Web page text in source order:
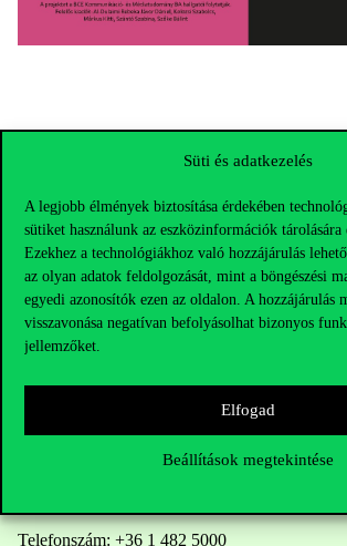
Süti és adatkezelés
A legjobb élmények biztosítása érdekében
sütiket használunk az eszközinformációk tárolására
Ezekhez a technológiákhoz való hozzájárulás
az olyan adatok feldolgozását, mint a böngészési
egyedi azonosítók ezen az oldalon. A hozzájárulás
visszavonása negatívan befolyásolhat bizonyos
jellemzőket.
Elfogad
Beállítások megtekintése
Telefonszám: +36 1 482 5000